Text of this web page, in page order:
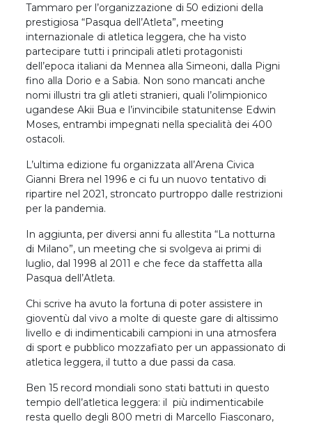
Tammaro per l’organizzazione di 50 edizioni della
prestigiosa “Pasqua dell’Atleta”, meeting
internazionale di atletica leggera, che ha visto
partecipare tutti i principali atleti protagonisti
dell’epoca italiani da Mennea alla Simeoni, dalla Pigni
fino alla Dorio e a Sabia. Non sono mancati anche
nomi illustri tra gli atleti stranieri, quali l’olimpionico
ugandese Akii Bua e l’invincibile statunitense Edwin
Moses, entrambi impegnati nella specialità dei 400
ostacoli.
L’ultima edizione fu organizzata all’Arena Civica
Gianni Brera nel 1996 e ci fu un nuovo tentativo di
ripartire nel 2021, stroncato purtroppo dalle restrizioni
per la pandemia.
In aggiunta, per diversi anni fu allestita “La notturna
di Milano”, un meeting che si svolgeva ai primi di
luglio, dal 1998 al 2011 e che fece da staffetta alla
Pasqua dell’Atleta.
Chi scrive ha avuto la fortuna di poter assistere in
gioventù dal vivo a molte di queste gare di altissimo
livello e di indimenticabili campioni in una atmosfera
di sport e pubblico mozzafiato per un appassionato di
atletica leggera, il tutto a due passi da casa.
Ben 15 record mondiali sono stati battuti in questo
tempio dell’atletica leggera: il più indimenticabile
resta quello degli 800 metri di Marcello Fiasconaro,